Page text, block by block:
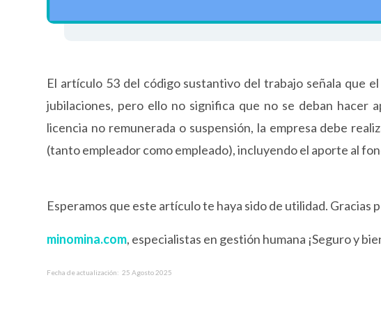
El artículo 53 del código sustantivo del trabajo señala que
jubilaciones, pero ello no significa que no se deban hacer
licencia no remunerada o suspensión, la empresa debe
(tanto empleador como empleado), incluyendo el aporte al
Esperamos que este artículo te haya sido de utilidad. Gracias
minomina.com, especialistas en gestión humana ¡Seguro y
Fecha de actualización: 25 Agosto 2025